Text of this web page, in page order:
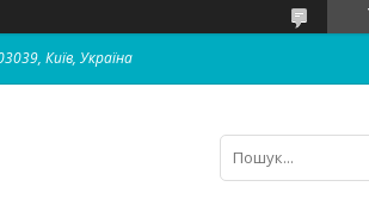
Київ, Україна